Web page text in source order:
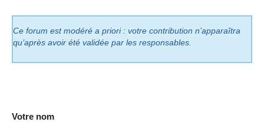
Ce forum est modéré a priori : votre contribution n’apparaîtra
qu’après avoir été validée par les responsables.
Votre nom